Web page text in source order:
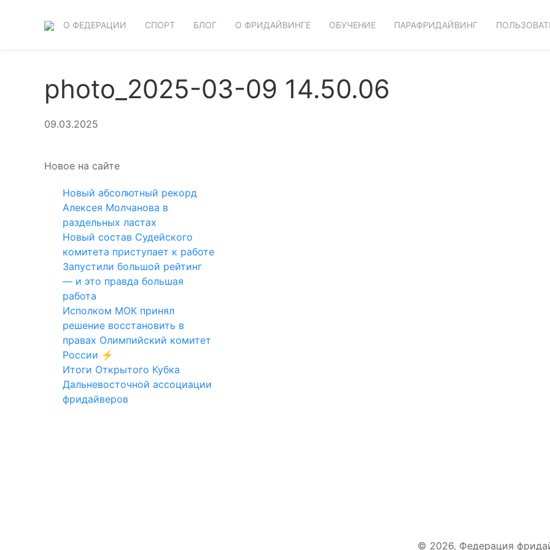
О ФЕДЕРАЦИИ СПОРТ БЛОГ О ФРИДАЙВИНГЕ ОБУЧЕНИЕ ПАРАФРИДАЙВИНГ
photo_2025-03-09 14.50.06
09.03.2025
Новое на сайте
Новый абсолютный рекорд
Алексея Молчанова в
раздельных ластах
Новый состав Судейского
комитета приступает к работе
Запустили большой рейтинг
— и это правда большая
работа
Исполком МОК принял
решение восстановить в
правах Олимпийский комитет
России ⚡️
Итоги Открытого Кубка
Дальневосточной ассоциации
фридайверов
© 2026, Федерация